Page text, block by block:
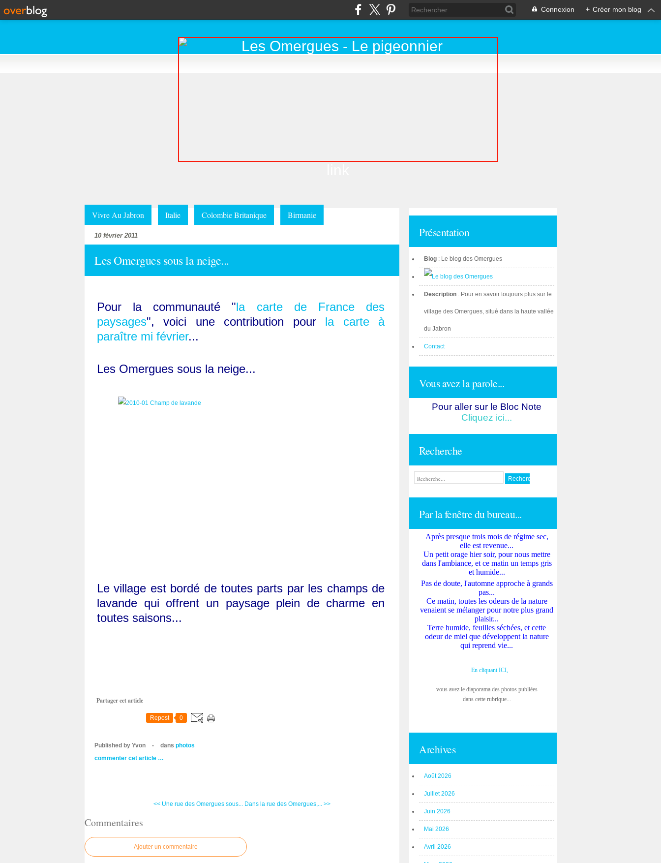
Connexion + Créer mon blog
Vivre Au Jabron Italie Colombie Britanique Birmanie
10 février 2011
Les Omergues sous la neige...
Pour la communauté "la carte de France des
paysages", voici une contribution pour la carte à
paraître mi février...
Les Omergues sous la neige...
Le village est bordé de toutes parts par les champs de
lavande qui offrent un paysage plein de charme en
toutes saisons...
Partager cet article
Repost 0
Published by Yvon - dans photos
commenter cet article …
<< Une rue des Omergues sous... Dans la rue des Omergues,... >>
Commentaires
Ajouter un commentaire
Présentation
Blog : Le blog des Omergues
Description : Pour en savoir toujours plus sur le
village des Omergues, situé dans la haute vallée
du Jabron
Contact
Vous avez la parole...
Pour aller sur le Bloc Note
Cliquez ici...
Recherche
Par la fenêtre du bureau...
Après presque trois mois de régime sec,
elle est revenue...
Un petit orage hier soir, pour nous mettre
dans l'ambiance, et ce matin un temps gris
et humide...
Pas de doute, l'automne approche à grands
pas...
Ce matin, toutes les odeurs de la nature
venaient se mélanger pour notre plus grand
plaisir...
Terre humide, feuilles séchées, et cette
odeur de miel que développent la nature
qui reprend vie...
En cliquant ICI,
vous avez le diaporama des photos publiées
dans cette rubrique...
Archives
Août 2026
Juillet 2026
Juin 2026
Mai 2026
Avril 2026